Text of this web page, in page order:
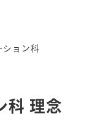
ション科
科 理念